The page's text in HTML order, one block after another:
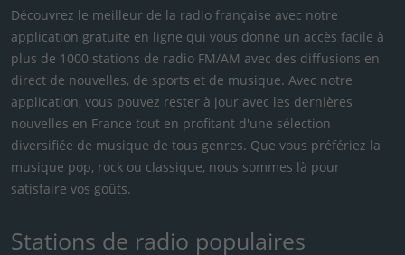
Découvrez le meilleur de la radio française avec notre
application gratuite en ligne qui vous donne un accès facile à
plus de 1000 stations de radio FM/AM avec des diffusions en
direct de nouvelles, de sports et de musique. Avec notre
application, vous pouvez rester à jour avec les dernières
nouvelles en France tout en profitant d'une sélection
diversifiée de musique de tous genres. Que vous préfériez la
musique pop, rock ou classique, nous sommes là pour
satisfaire vos goûts.
Stations de radio populaires